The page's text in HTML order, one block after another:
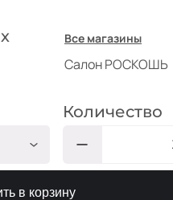
Все магазины
Салон РОСКОШЬ
Количество
в корзину